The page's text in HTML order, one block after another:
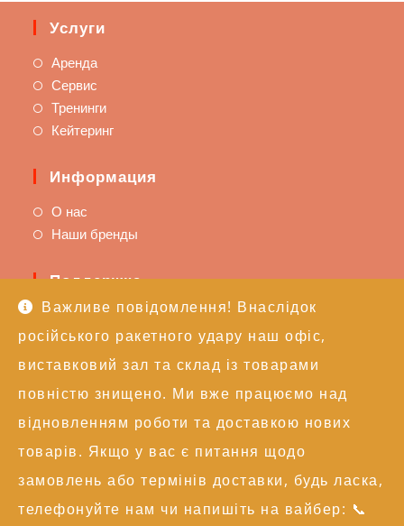
Важливе повідомлення! Внаслідок
російського ракетного удару наш офіс,
виставковий зал та склад із товарами
повністю знищено. Ми вже працюємо над
відновленням роботи та доставкою нових
товарів. Якщо у вас є питання щодо
замовлень або термінів доставки, будь ласка,
телефонуйте нам чи напишіть на вайбер: 📞
Услуги
Аренда
Сервис
Тренинги
Кейтеринг
Информация
О нас
Наши бренды
Поддержка
Доставка и оплата
Политика возврата
Техподдержка
+38 (050) 246-17-15
info@alexgroupe.com
Больше информации